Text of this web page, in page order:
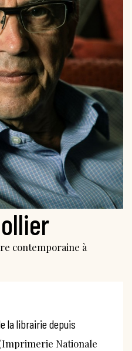
contemporaine à
la librairie depuis
Nationale